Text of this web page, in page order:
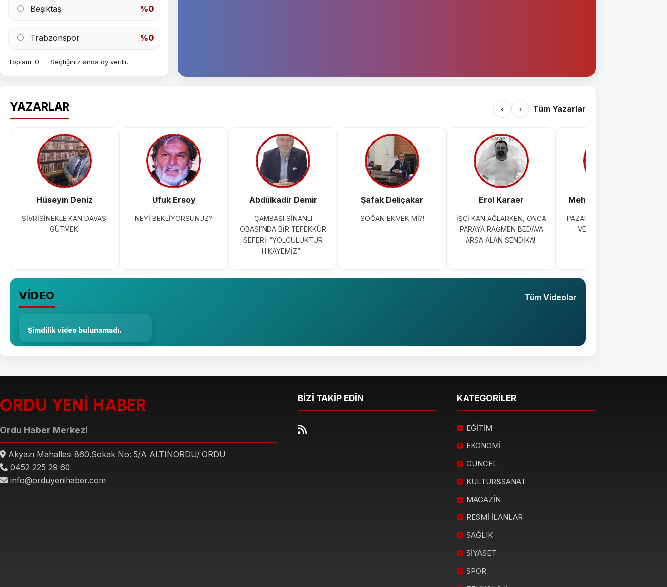
Beşiktaş %0
Trabzonspor %0
Toplam: 0 — Seçtiğiniz anda oy verilir.
YAZARLAR ‹ › Tüm Yazarlar
Hüseyin Deniz
SİVRİSİNEKLE KAN DAVASI
GÜTMEK!
Ufuk Ersoy
NEYİ BEKLİYORSUNUZ?
Abdülkadir Demir
ÇAMBAŞI SİNANLI
OBASI’NDA BİR TEFEKKÜR
SEFERİ: “YOLCULUKTUR
HİKAYEMİZ”
Şafak Deliçakar
SOĞAN EKMEK Mİ?!
Erol Karaer
İŞÇİ KAN AĞLARKEN, ONCA
PARAYA RAĞMEN BEDAVA
ARSA ALAN SENDİKA!
Mehmet Topkaraoğlu
PAZAR GÜNÜ TIRAŞ ÇİLESİ
VE ÇÖZÜM ÖNERİSİ
VİDEO Tüm Videolar
Şimdilik video bulunamadı.
ORDU YENİ HABER
Ordu Haber Merkezi
Akyazı Mahallesi 860.Sokak No: 5/A ALTINORDU/ ORDU
0452 225 29 60
info@orduyenihaber.com
BİZİ TAKİP EDİN KATEGORİLER
EĞİTİM
EKONOMİ
GÜNCEL
KÜLTÜR&SANAT
MAGAZİN
RESMİ İLANLAR
SAĞLIK
SİYASET
SPOR